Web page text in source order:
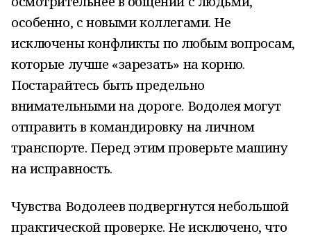
особенно, с новыми коллегами. Не
исключены конфликты по любым вопросам,
которые лучше «зарезать» на корню.
Постарайтесь быть предельно
внимательными на дороге. Водолея могут
отправить в командировку на личном
транспорте. Перед этим проверьте машину
на исправность.
Чувства Водолеев подвергнутся небольшой
практической проверке. Не исключено, что